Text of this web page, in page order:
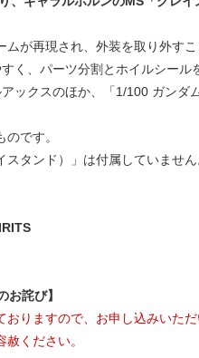
が再現され、外装を取り外すこ
く、パーツ分割とホイルシール
ックスのほか、「1/100 ガンダ
です。
タンド）」は付属していません
お詫び】
りますので、お申し込みいた
ください。